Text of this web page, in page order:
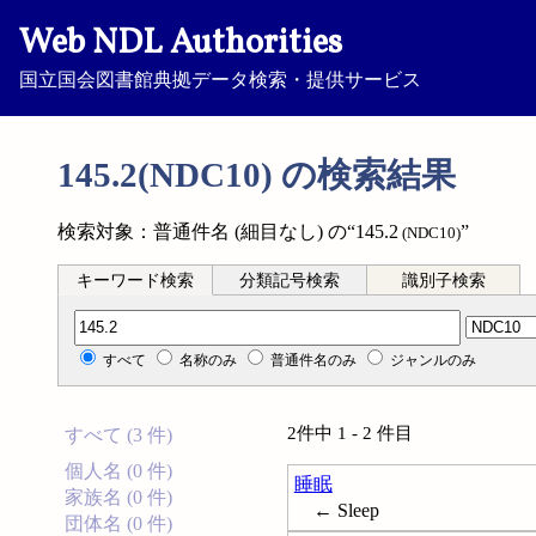
Web NDL Authorities
国立国会図書館典拠データ検索・提供サービス
145.2(NDC10) の検索結果
検索対象：普通件名 (細目なし) の“145.2 (NDC10)”
キーワード検索 分類記号検索 識別子検索
分類記号検索
すべて 名称のみ 普通件名のみ ジャンルのみ
すべて (3 件)
個人名 (0 件)
家族名 (0 件)
団体名 (0 件)
2件中 1 - 2 件目
睡眠
← Sleep